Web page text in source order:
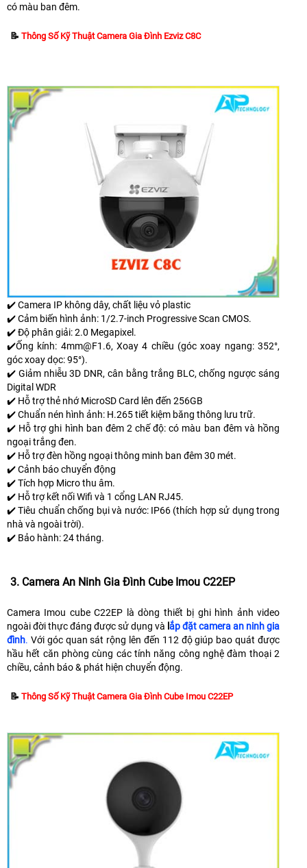
có màu ban đêm.
📝 Thông Số Kỹ Thuật Camera Gia Đình Ezviz C8C
✔️ Camera IP không dây, chất liệu vỏ plastic
✔️ Cảm biến hình ảnh: 1/2.7-inch Progressive Scan CMOS.
✔️ Độ phân giải: 2.0 Megapixel.
✔️Ống kính: 4mm@F1.6, Xoay 4 chiều (góc xoay ngang: 352°,
góc xoay dọc: 95°).
✔️ Giảm nhiễu 3D DNR, cân bằng trắng BLC, chống ngược sáng
Digital WDR
✔️ Hỗ trợ thẻ nhớ MicroSD Card lên đến 256GB
✔️ Chuẩn nén hình ảnh: H.265 tiết kiệm băng thông lưu trữ.
✔️ Hỗ trợ ghi hình ban đêm 2 chế độ: có màu ban đêm và hồng
ngoại trắng đen.
✔️ Hỗ trợ đèn hồng ngoại thông minh ban đêm 30 mét.
✔️ Cảnh báo chuyển động
✔️ Tích hợp Micro thu âm.
✔️ Hỗ trợ kết nối Wifi và 1 cổng LAN RJ45.
✔️ Tiêu chuẩn chống bụi và nước: IP66 (thích hợp sử dụng trong
nhà và ngoài trời).
✔️ Bảo hành: 24 tháng.
3. Camera An Ninh Gia Đình Cube Imou C22EP
Camera Imou cube C22EP là dòng thiết bị ghi hình ảnh video
ngoài đời thực đáng được sử dụng và ắp đặt camera an ninh gia
đình. Với góc quan sát rộng lên đến 112 độ giúp bao quát được
hầu hết căn phòng cùng các tính năng công nghệ đàm thoại 2
chiều, cảnh báo & phát hiện chuyển động.
📝 Thông Số Kỹ Thuật Camera Gia Đình Cube Imou C22EP